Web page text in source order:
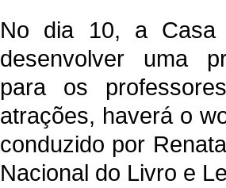
No dia 10, a Casa
desenvolver uma
para os
atrações, haverá o
conduzido por
Nacional do Livro e